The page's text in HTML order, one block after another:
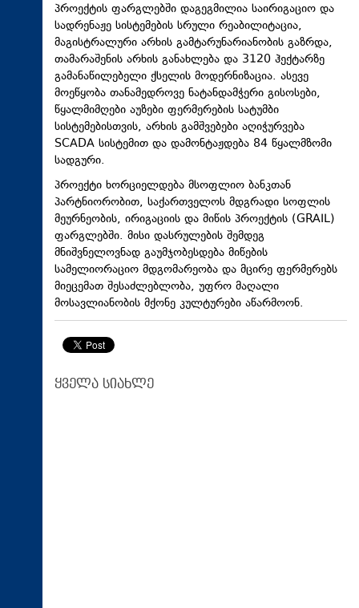
პროექტის ფარგლებში დაგეგმილია საირიგაციო და
სადრენაჟე სისტემების სრული რეაბილიტაცია,
მაგისტრალური არხის გამტარუნარიანობის გაზრდა,
თამარაშენის არხის განახლება და 3120 ჰექტარზე
გამანაწილებელი ქსელის მოდერნიზაცია. ასევე
მოეწყობა თანამედროვე ნატანდამჭერი გისოსები,
წყალმიმღები აუზები ფერმერების სატუმბი
სისტემებისთვის, არხის გამშვებები აღიჭურვება
SCADA სისტემით და დამონტაჟდება 84 წყალმზომი
სადგური.
პროექტი ხორციელდება მსოფლიო ბანკთან
პარტნიორობით, საქართველოს მდგრადი სოფლის
მეურნეობის, ირიგაციის და მიწის პროექტის (GRAIL)
ფარგლებში. მისი დასრულების შემდეგ
მნიშვნელოვნად გაუმჯობესდება მიწების
სამელიორაციო მდგომარეობა და მცირე ფერმერებს
მიეცემათ შესაძლებლობა, უფრო მაღალი
მოსავლიანობის მქონე კულტურები აწარმოონ.
ყველა სიახლე